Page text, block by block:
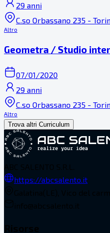
29 anni
C.so Orbassano 235 -
Altro
Geometra / Studio
07/01/2020
29 anni
C.so Orbassano 235 -
Altro
Trova altri Curriculum
https://abcsalento.it